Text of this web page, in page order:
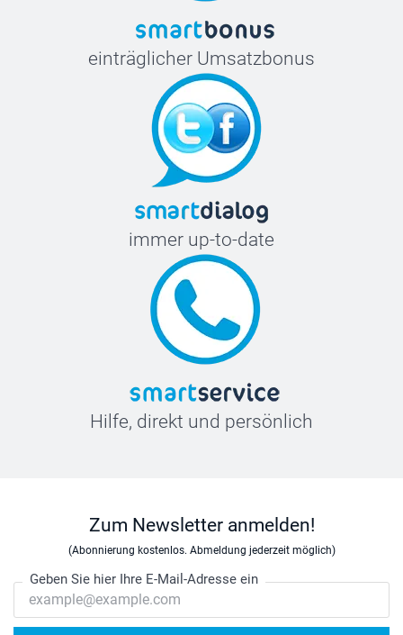
einträglicher Umsatzbonus
immer up-to-date
Hilfe, direkt und persönlich
Zum Newsletter anmelden!
(Abonnierung kostenlos. Abmeldung jederzeit möglich)
Geben Sie hier Ihre E-Mail-Adresse ein